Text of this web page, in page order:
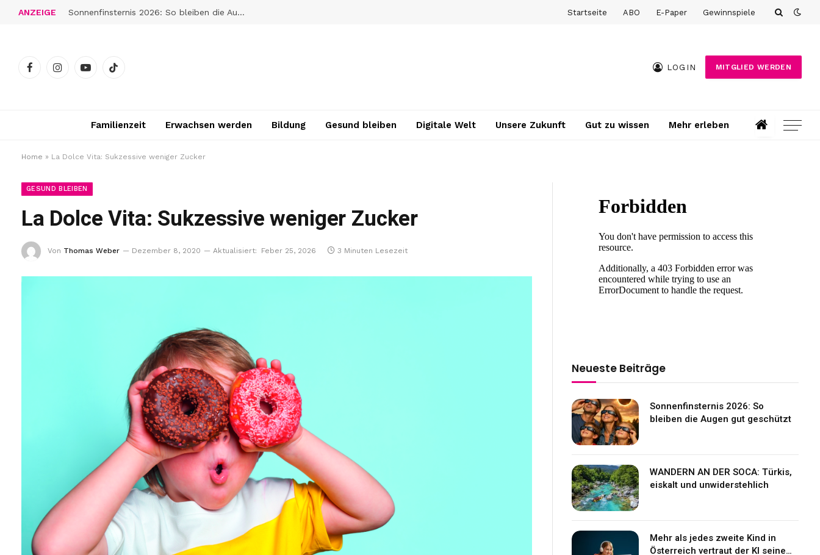
ANZEIGE Sonnenfinsternis 2026: So bleiben die Augen gut geschützt Startseite ABO E-Paper Gewinnspiele
FacebookInstagramYouTubeTikTok
LOGIN MITGLIED WERDEN
Familienzeit Erwachsen werden Bildung Gesund bleiben Digitale Welt Unsere Zukunft Gut zu wissen Mehr erleben
Home » La Dolce Vita: Sukzessive weniger Zucker
GESUND BLEIBEN
La Dolce Vita: Sukzessive weniger Zucker
Von Thomas Weber Dezember 8, 2020 Aktualisiert: Feber 25, 2026 3 Minuten Lesezeit
Neueste Beiträge
Sonnenfinsternis 2026: So
bleiben die Augen gut geschützt
WANDERN AN DER SOCA: Türkis,
eiskalt und unwiderstehlich
Mehr als jedes zweite Kind in
Österreich vertraut der KI seine